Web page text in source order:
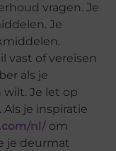
vragen. Je
Je
vast of vereisen
als je
Je let op
je inspiratie
nl/ om
je deurmat